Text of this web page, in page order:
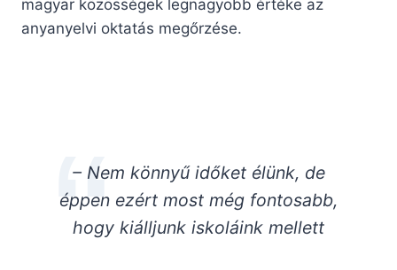
magyar közösségek legnagyobb értéke az
anyanyelvi oktatás megőrzése.
– Nem könnyű időket élünk, de
éppen ezért most még fontosabb,
hogy kiálljunk iskoláink mellett